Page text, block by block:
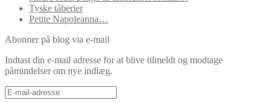
Tyske tåberier
Petite Napoleanna…
Abonner på blog via e-mail
Indtast din e-mail adresse for at blive tilmeldt og modtage
påmindelser om nye indlæg.
E-